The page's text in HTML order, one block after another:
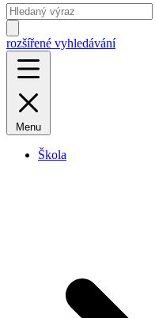
rozšířené vyhledávání
Menu
Škola